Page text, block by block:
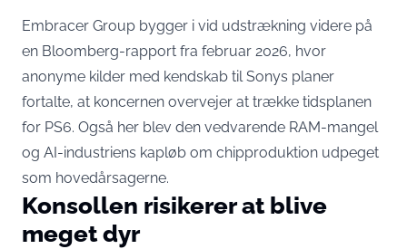
Embracer Group bygger i vid udstrækning videre på
en Bloomberg-rapport fra februar 2026, hvor
anonyme kilder med kendskab til Sonys planer
fortalte, at koncernen overvejer at trække tidsplanen
for PS6. Også her blev den vedvarende RAM-mangel
og AI-industriens kapløb om chipproduktion udpeget
som hovedårsagerne.
Konsollen risikerer at blive
meget dyr